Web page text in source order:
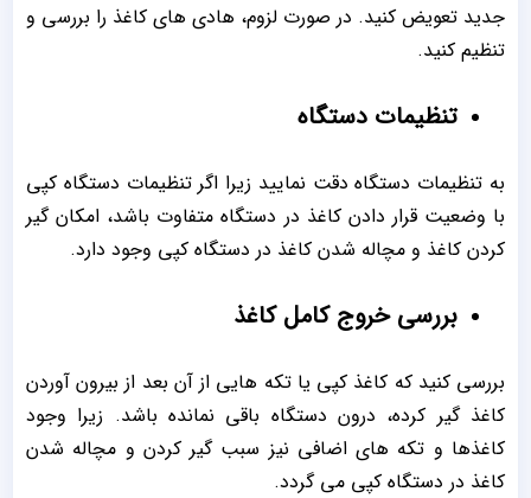
جدید تعویض کنید. در صورت لزوم، هادی های کاغذ را بررسی و
تنظیم کنید.
تنظیمات دستگاه
به تنظیمات دستگاه دقت نمایید زیرا اگر تنظیمات دستگاه کپی
با وضعیت قرار دادن کاغذ در دستگاه متفاوت باشد، امکان گیر
کردن کاغذ و مچاله شدن کاغذ در دستگاه کپی وجود دارد.
بررسی خروج کامل کاغذ
بررسی کنید که کاغذ کپی یا تکه هایی از آن بعد از بیرون آوردن
کاغذ گیر کرده، درون دستگاه باقی نمانده باشد. زیرا وجود
کاغذها و تکه های اضافی نیز سبب گیر کردن و مچاله شدن
کاغذ در دستگاه کپی می گردد.